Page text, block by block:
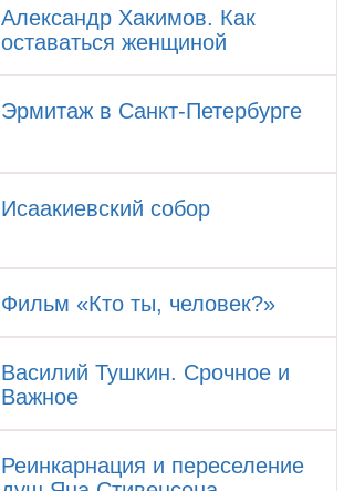
Александр Хакимов. Как
оставаться женщиной
Эрмитаж в Санкт-Петербурге
Исаакиевский собор
Фильм «Кто ты, человек?»
Василий Тушкин. Срочное и
Важное
Реинкарнация и переселение